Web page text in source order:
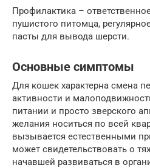
Профилактика –
пушистого питомца,
пасты для вывода шерсти.
Основные симптомы
Для кошек характерна смена
активности и
питании и просто зверского
желания носиться по всей
вызывается естественными
может свидетельствовать о
начавшей развиваться в